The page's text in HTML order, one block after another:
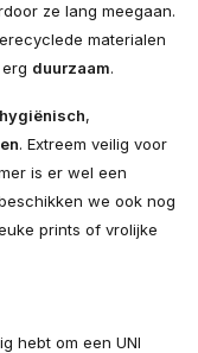
ze lang meegaan.
materialen
duurzaam.
hygiënisch,
. Extreem veilig voor
is er wel een
we ook nog
prints of vrolijke
hebt om een UNI